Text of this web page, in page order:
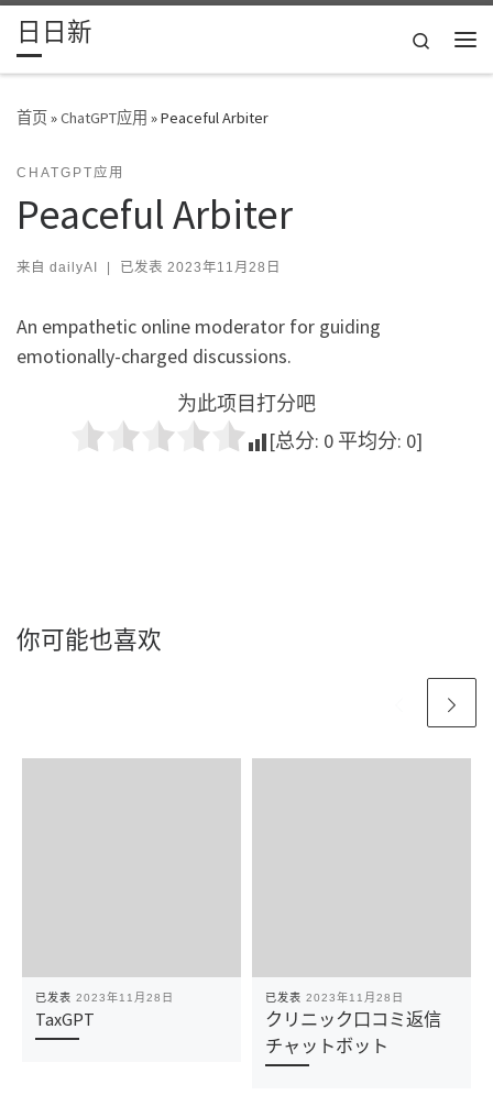
Skip to content
日日新
Search
首页»ChatGPT应用 »Peaceful Arbiter
CHATGPT应用
Peaceful Arbiter
来自 dailyAI | 已发表 2023年11月28日
An empathetic online moderator for guiding
emotionally-charged discussions.
为此项目打分吧
[总分: 0 平均分: 0]
你可能也喜欢
已发表 2023年11月28日
TaxGPT
已发表 2023年11月28日
クリニック口コミ返信
チャットボット